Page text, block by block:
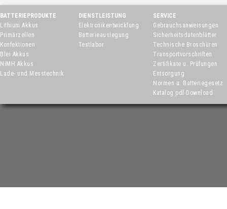
BATTERIEPRODUKTE
Lithium Akkus
Primärzellen
Konfektionen
Blei Akkus
NiMH Akkus
Lade- und Messtechnik
DIENSTLEISTUNG
Elektronikentwicklung
Batterieauslegung
Testlabor
SERVICE
Gebrauchsanweisungen
Sicherheitsdatenblätter
Technische Broschüren
Transportvorschriften
Zertifikate u. Prüfungen
Entsorgung
Normen u. Batteriegesetz
Katalog pdf-Download